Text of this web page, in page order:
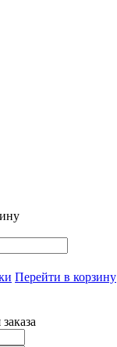
Перейти в корзину